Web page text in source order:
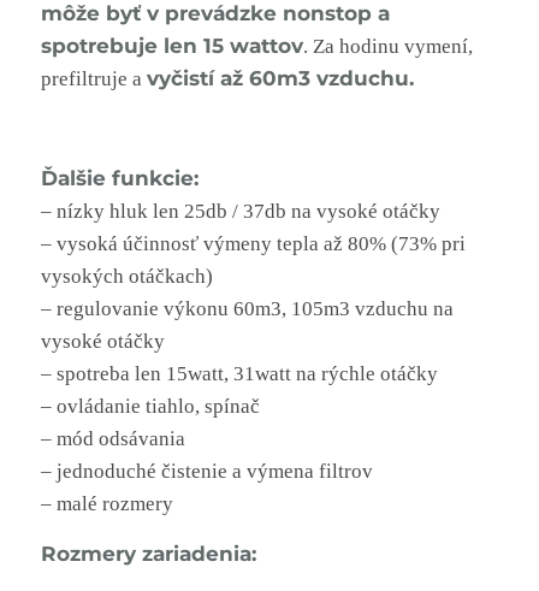
môže byť v prevádzke nonstop a
spotrebuje len 15 wattov. Za hodinu vymení,
prefiltruje a vyčistí až 60m3 vzduchu.
Ďalšie funkcie:
– nízky hluk len 25db / 37db na vysoké otáčky
– vysoká účinnosť výmeny tepla až 80% (73% pri
vysokých otáčkach)
– regulovanie výkonu 60m3, 105m3 vzduchu na
vysoké otáčky
– spotreba len 15watt, 31watt na rýchle otáčky
– ovládanie tiahlo, spínač
– mód odsávania
– jednoduché čistenie a výmena filtrov
– malé rozmery
Rozmery zariadenia: